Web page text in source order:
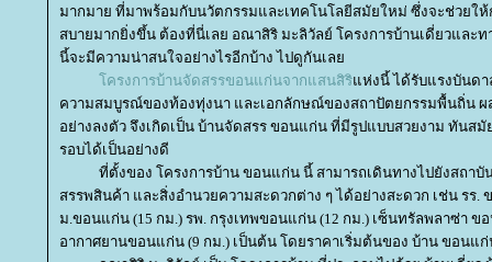
มากมาย ที่มาพร้อมกับนวัตกรรมและเทคโนโลยีสมัยใหม่ ซึ่งจะช่วยใ
สบายมากยิ่งขึ้น ต้องที่นี่เลย อณาสิริ มะลิวัลย์ โครงการบ้านเดี่ยวและ
นี้จะมีความน่าสนใจอย่างไรอีกบ้าง ไปดูกันเล
ครงการบ้านจัดสรรขอนแก่นจากแสนสิริห่งนี้ ได้รับแรงบันดา
ความสมบูรณ์ของท้องทุ่งนา และเอกลักษณ์ของสถาปัตยกรรมพื้นถิ่น
อย่างลงตัว จึงเกิดเป็น บ้านจัดสรร ขอนแก่น ที่มีรูปแบบสวยงาม ทันส
รอบได้เป็นอย่างดี
ที่ตั้งของ โครงการบ้าน ขอนแก่น นี้ สามารถเดินทางไปยังสถาบัน
สรรพสินค้า และสิ่งอำนวยความสะดวกต่าง ๆ ได้อย่างสะดวก เช่น รร.
ม.ขอนแก่น (15 กม.) รพ. กรุงเทพขอนแก่น (12 กม.) เซ็นทรัลพลาซ่า ข
อากาศยานขอนแก่น (9 กม.) เป็นต้น โดยราคาเริ่มต้นของ บ้าน ขอนแก่